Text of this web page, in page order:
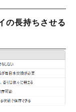
の長持ちさせる